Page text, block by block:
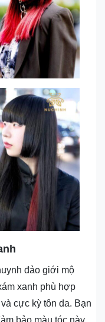
đảo giới mộ
xanh phù hợp
cực kỳ tôn da. Bạn